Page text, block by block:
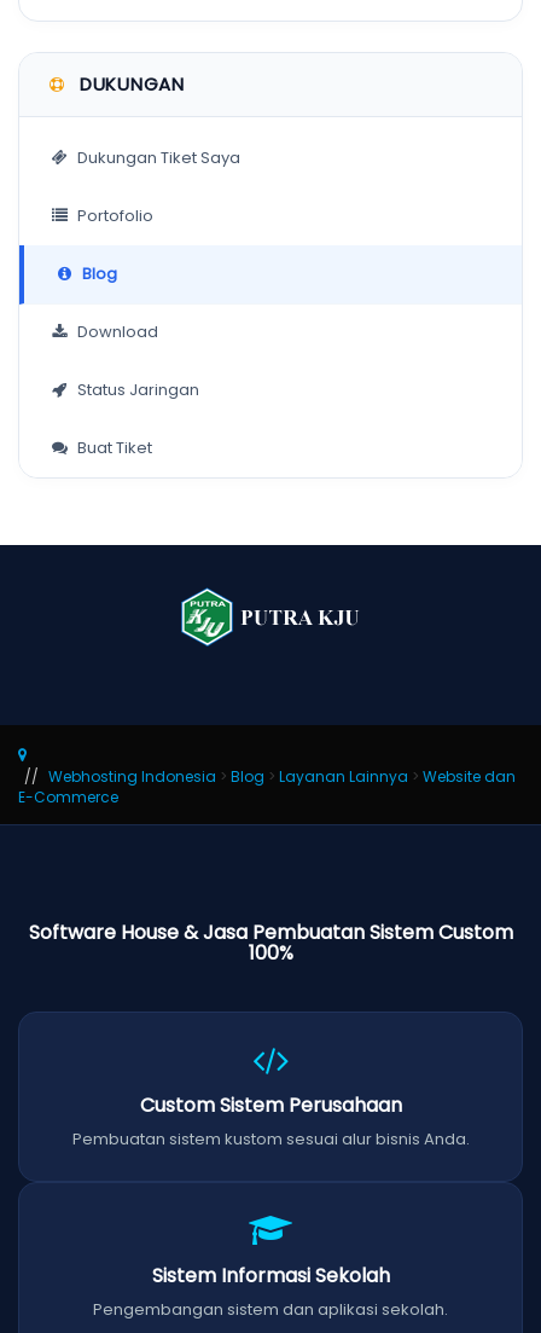
DUKUNGAN
Dukungan Tiket Saya
Portofolio
Blog
Download
Status Jaringan
Buat Tiket
Webhosting Indonesia > Blog > Layanan Lainnya > Website dan
E-Commerce
Software House & Jasa Pembuatan Sistem Custom
100%
Custom Sistem Perusahaan
Pembuatan sistem kustom sesuai alur bisnis Anda.
Sistem Informasi Sekolah
Pengembangan sistem dan aplikasi sekolah.